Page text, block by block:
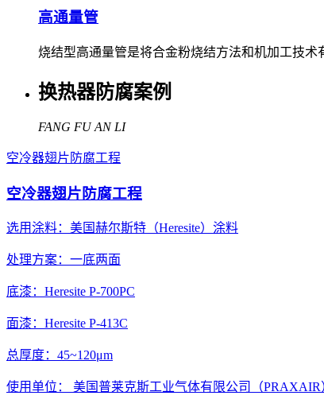
高通量管
烧结型高通量管是将合金粉烧结方法和机加工技术
换热器防腐案例
FANG FU AN LI
空冷器翅片防腐工程
空冷器翅片防腐工程
选用涂料：美国赫尔斯特（Heresite）涂料
处理方案：一底两面
底漆：Heresite P-700PC
面漆：Heresite P-413C
总厚度：45~120μm
使用单位： 美国普莱克斯工业气体有限公司（PRAXAIR